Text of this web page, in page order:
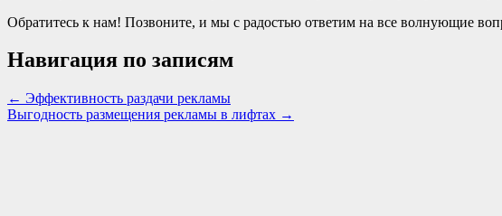
Обратитесь к нам! Позвоните, и мы с радостью ответим на все волнующие
Навигация по записям
← Эффективность раздачи рекламы
Выгодность размещения рекламы в лифтах →